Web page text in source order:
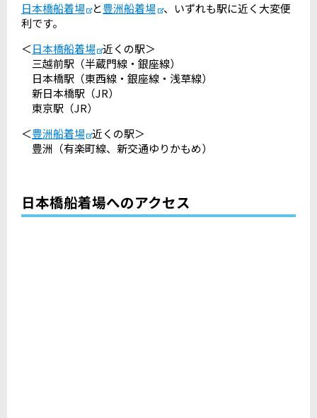
日本橋船着場 と豊洲船着場 、いずれも駅に近く大変便
利です。
＜日本橋船着場 近くの駅＞
三越前駅（半蔵門線・銀座線）
日本橋駅（東西線・銀座線・浅草線）
新日本橋駅（JR）
東京駅（JR）
＜豊洲船着場 近くの駅＞
豊洲（有楽町線、新交通ゆりかもめ）
日本橋船着場へのアクセス